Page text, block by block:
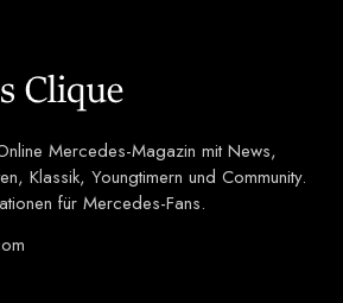
Mercedes-Magazin mit News,
Klassik, Youngtimern und Community.
für Mercedes-Fans.